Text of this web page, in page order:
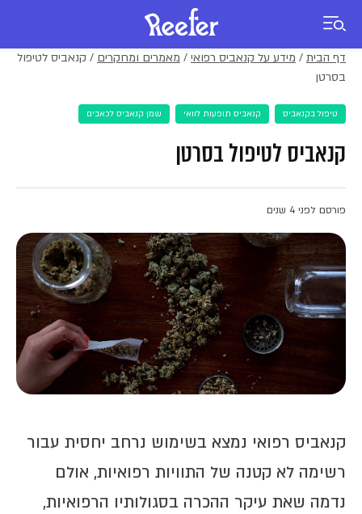
דף הבית / מידע על קנאביס רפואי / מאמרים ומחקרים / קנאביס לטיפול
בסרטן
טיפול בקנאביס קנאביס תופעות לוואי שמן קנאביס לכאבים
קנאביס לטיפול בסרטן
פורסם לפני 4 שנים
קנאביס רפואי נמצא בשימוש נרחב יחסית עבור
רשימה לא קטנה של התוויות רפואיות, אולם
נדמה שאת עיקר ההכרה בסגולותיו הרפואיות,